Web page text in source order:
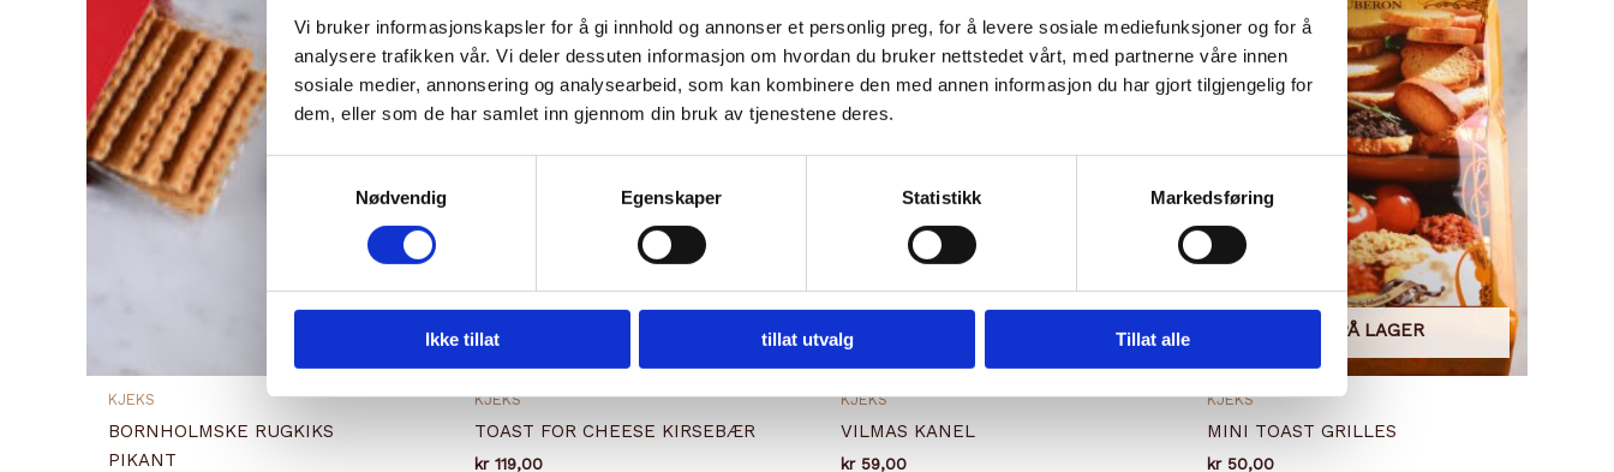
Vi bruker informasjonskapsler for å gi innhold og annonser et personlig preg, for å levere sosiale mediefunksjoner og for å
analysere trafikken vår. Vi deler dessuten informasjon om hvordan du bruker nettstedet vårt, med partnerne våre innen
sosiale medier, annonsering og analysearbeid, som kan kombinere den med annen informasjon du har gjort tilgjengelig for
dem, eller som de har samlet inn gjennom din bruk av tjenestene deres.
Nødvendig
Egenskaper Statistikk Markedsføring
Ikke tillat tillat utvalg Tillat alle
KJEKS
BORNHOLMSKE RUGKIKS
PIKANT
KJEKS
TOAST FOR CHEESE KIRSEBÆR
kr119,00
KJEKS
VILMAS KANEL
kr59,00
IKKE PÅ LAGER
KJEKS
MINI TOAST GRILLES
kr50,00